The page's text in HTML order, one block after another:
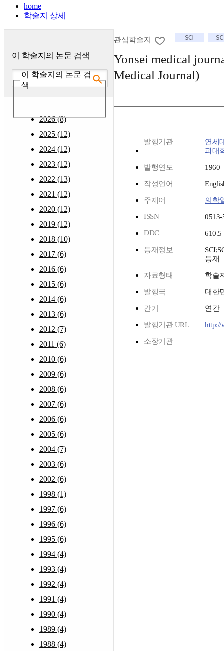
home
학술지 상세
이 학술지의 논문 검색
이 학술지의 논문 검
색
2026 (8)
2025 (12)
2024 (12)
2023 (12)
2022 (13)
2021 (12)
2020 (12)
2019 (12)
2018 (10)
2017 (6)
2016 (6)
2015 (6)
2014 (6)
2013 (6)
2012 (7)
2011 (6)
2010 (6)
2009 (6)
2008 (6)
2007 (6)
2006 (6)
2005 (6)
2004 (7)
2003 (6)
2002 (6)
1998 (1)
1997 (6)
1996 (6)
1995 (6)
1994 (4)
1993 (4)
1992 (4)
1991 (4)
1990 (4)
1989 (4)
1988 (4)
관심학술지
Yonsei medical
Medical Journal)
발행기관
연세
과대
발행연도 1960
작성언어
주제어
의학
ISSN
0513-
DDC
610.5
등재정보
등재
자료형태 학술
발행국 대한
간기 연간
발행기관 URL http://
소장기관